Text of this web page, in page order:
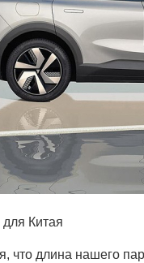
Китая
что длина нашего